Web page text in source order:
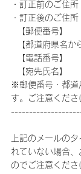
・訂正前のご住
・訂正後のご住所
  【郵便番号】
【都道府県名か
  【電話番号】
  【宛先氏名】
※郵便番号・都道
す。ご注意くださ
上記のメールの
れていない場合
のでご注意くださ